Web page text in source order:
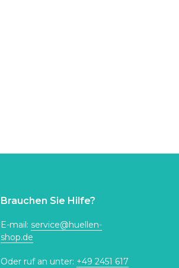
Brauchen Sie Hilfe?
E-mail: service@huellen-
shop.de
Oder ruf an unter: +49 2451 617